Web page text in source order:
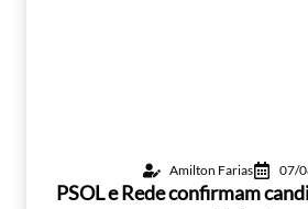
Amilton Farias 07/
PSOL e Rede confirmam